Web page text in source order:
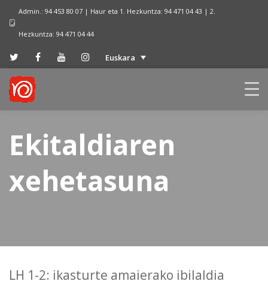
Admin.: 94 453 80 07 | Haur eta 1. Hezkuntza: 94 471 04 43 | 2.
Hezkuntza: 94 471 04 44
Euskara
Ekitaldiaren
xehetasuna
LH 1-2: ikasturte amaierako ibilaldia